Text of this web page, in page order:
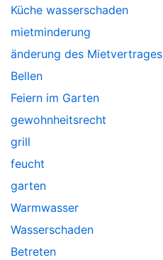
Küche wasserschaden
mietminderung
änderung des Mietvertrages
Bellen
Feiern im Garten
gewohnheitsrecht
grill
feucht
garten
Warmwasser
Wasserschaden
Betreten